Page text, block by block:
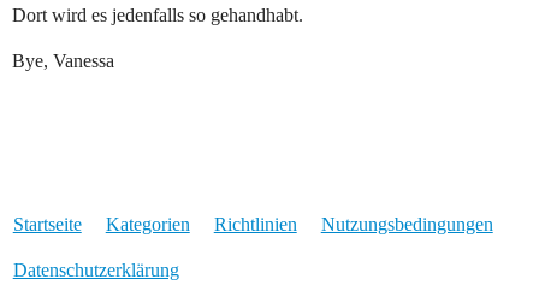
Dort wird es jedenfalls so gehandhabt.
Bye, Vanessa
Startseite Kategorien Richtlinien Nutzungsbedingungen
Datenschutzerklärung